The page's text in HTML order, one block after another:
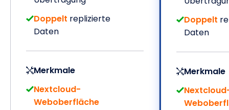
Doppelt replizierte
Daten
Merkmale
Nextcloud-
Weboberfläche
Doppelt
Daten
Merkmale